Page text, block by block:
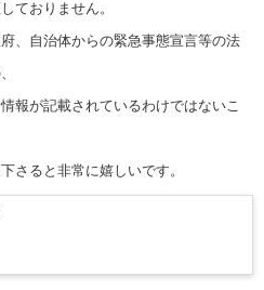
ておりません。
、自治体からの緊急事態宣言等の法
報が記載されているわけではないこ
さると非常に嬉しいです。